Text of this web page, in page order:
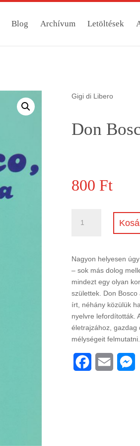
Blog Archívum Letöltések
Gigi di Libero
Don
800 Ft
Bosco,
apostola
mennyiség
Nagyon helyesen
– sok más dolog
mindezt egy olyan
születtek. Don
írt, néhány közülük
nyelvre lefordították.
életrajzához, gazdag
mélységeit felmutatni.